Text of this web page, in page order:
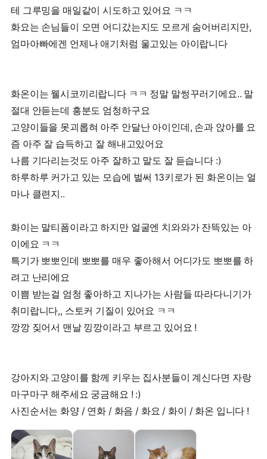
테 그루밍을 매일같이 시도하고 있어요 ㅋㅋ
화요는 손님들이 오면 어디갔는지도 모르게 숨어버리지만,
엄마아빠에겐 언제나 애기처럼 울고있는 아이랍니다
화온이는 웰시코끼리랍니다 ㅋㅋ 정말 말썽꾸러기에요.. 말
절대 안듣는데 흥분도 엄청하구요
고양이들을 못괴롭혀 아주 안달난 아이인데, 손과 앉아를 요
즘 아주 잘 습득하고 잘 해내고있어요
나름 기다리는것도 아주 잘하고 말도 잘 듣습니다 :)
하루하루 커가고 있는 모습에 벌써 13키로가 된 화온이는 얼
마나 클련지..
화이는 말티폼이라고 하지만 얼굴엔 치와와가 잔뜩있는 아
이에요 ㅋㅋ
특기가 뽀뽀인데 뽀뽀를 매우 좋아해서 어디가도 뽀뽀를 하
려고 난리에요
이쁨 받는걸 엄청 좋아하고 지나가는 사람들 따라다니기가
취미랍니다,, 스토커 기질이 있어요 ㅋㅋ
깡깡 짖어서 맨날 낑깡이라고 부르고 있어요 !
강아지와 고양이를 함께 키우는 집사분들이 계신다면 자랑
마구마구 해주세요 궁금해요 ! :)
사진순서는 화양 / 연화 / 화음 / 화요 / 화이 / 화온 입니다 !